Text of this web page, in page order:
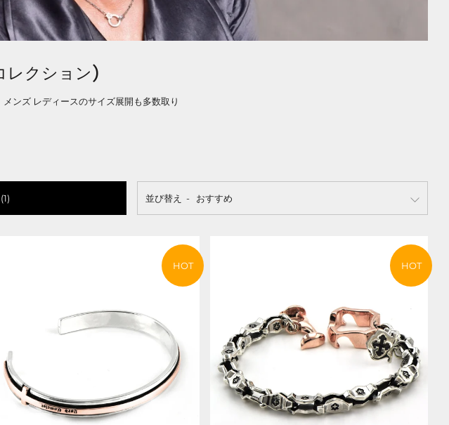
レクション)
ンズ レディースのサイズ展開も多数取り
並び替え
HOT HOT